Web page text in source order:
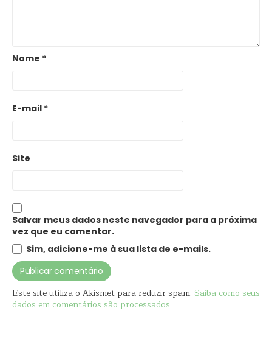
Nome *
E-mail *
Site
Salvar meus dados neste navegador para a próxima
vez que eu comentar.
Sim, adicione-me à sua lista de e-mails.
Este site utiliza o Akismet para reduzir spam. Saiba como seus
dados em comentários são processados.